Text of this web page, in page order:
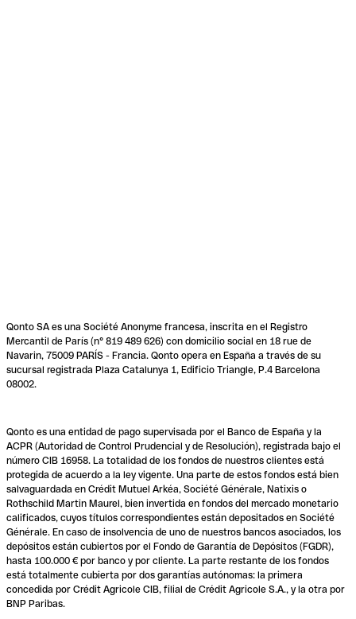
Qonto SA es una Société Anonyme francesa, inscrita en el Registro
Mercantil de París (n° 819 489 626) con domicilio social en 18 rue de
Navarin, 75009 PARÍS - Francia. Qonto opera en España a través de su
sucursal registrada Plaza Catalunya 1, Edificio Triangle, P.4 Barcelona
08002.
Qonto es una entidad de pago supervisada por el Banco de España y la
ACPR (Autoridad de Control Prudencial y de Resolución), registrada bajo el
número CIB 16958. La totalidad de los fondos de nuestros clientes está
protegida de acuerdo a la ley vigente. Una parte de estos fondos está bien
salvaguardada en Crédit Mutuel Arkéa, Société Générale, Natixis o
Rothschild Martin Maurel, bien invertida en fondos del mercado monetario
calificados, cuyos títulos correspondientes están depositados en Société
Générale. En caso de insolvencia de uno de nuestros bancos asociados, los
depósitos están cubiertos por el Fondo de Garantía de Depósitos (FGDR),
hasta 100.000 € por banco y por cliente. La parte restante de los fondos
está totalmente cubierta por dos garantías autónomas: la primera
concedida por Crédit Agricole CIB, filial de Crédit Agricole S.A., y la otra por
BNP Paribas.